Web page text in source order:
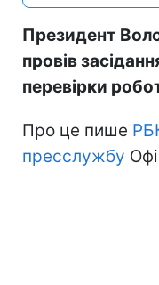
Президент
провів
перевірки
Про це пише
пресслужбу